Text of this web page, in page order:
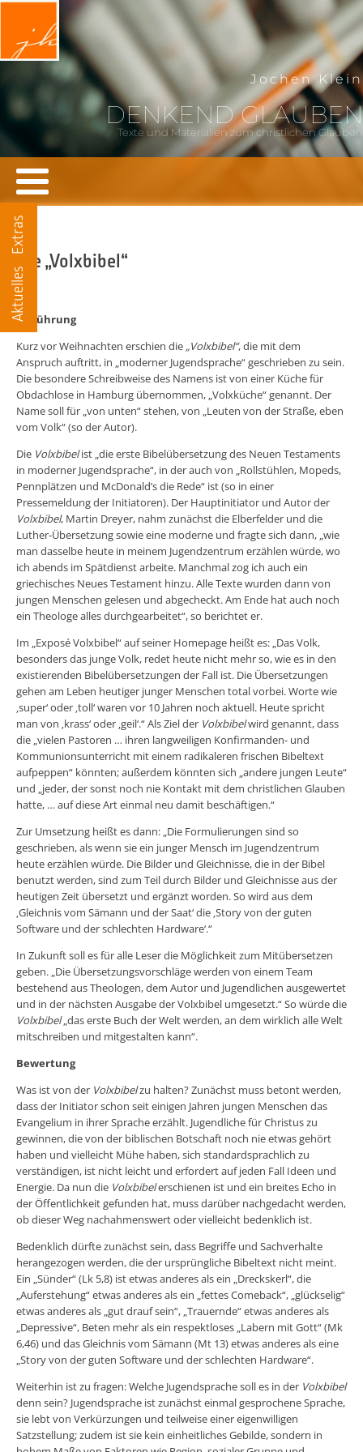
Aktuelles
Extras
Jochen Klein
DENKEND GLAUBEN
Texte und Materialien zum christlichen Glauben
Die „Volxbibel“
Einführung
Kurz vor Weihnachten erschien die „Volxbibel“, die mit dem
Anspruch auftritt, in „moderner Jugendsprache“ geschrieben zu sein.
Die besondere Schreibweise des Namens ist von einer Küche für
Obdachlose in Hamburg übernommen, „Volxküche“ genannt. Der
Name soll für „von unten“ stehen, von „Leuten von der Straße, eben
vom Volk“ (so der Autor).
Die Volxbibelist „die erste Bibelübersetzung des Neuen Testaments
in moderner Jugendsprache“, in der auch von „Rollstühlen, Mopeds,
Pennplätzen und McDonald’s die Rede“ ist (so in einer
Pressemeldung der Initiatoren). Der Hauptinitiator und Autor der
Volxbibel, Martin Dreyer, nahm zunächst die Elberfelder und die
Luther-Übersetzung sowie eine moderne und fragte sich dann, „wie
man dasselbe heute in meinem Jugendzentrum erzählen würde, wo
ich abends im Spätdienst arbeite. Manchmal zog ich auch ein
griechisches Neues Testament hinzu. Alle Texte wurden dann von
jungen Menschen gelesen und abgecheckt. Am Ende hat auch noch
ein Theologe alles durchgearbeitet“, so berichtet er.
Im „Exposé Volxbibel“ auf seiner Homepage heißt es: „Das Volk,
besonders das junge Volk, redet heute nicht mehr so, wie es in den
existierenden Bibelübersetzungen der Fall ist. Die Übersetzungen
gehen am Leben heutiger junger Menschen total vorbei. Worte wie
‚super‘ oder ‚toll‘ waren vor 10 Jahren noch aktuell. Heute spricht
man von ‚krass‘ oder ‚geil‘.“ Als Ziel der Volxbibelwird genannt, dass
die „vielen Pastoren … ihren langweiligen Konfirmanden- und
Kommunionsunterricht mit einem radikaleren frischen Bibeltext
aufpeppen“ könnten; außerdem könnten sich „andere jungen Leute“
und „jeder, der sonst noch nie Kontakt mit dem christlichen Glauben
hatte, … auf diese Art einmal neu damit beschäftigen.“
Zur Umsetzung heißt es dann: „Die Formulierungen sind so
geschrieben, als wenn sie ein junger Mensch im Jugendzentrum
heute erzählen würde. Die Bilder und Gleichnisse, die in der Bibel
benutzt werden, sind zum Teil durch Bilder und Gleichnisse aus der
heutigen Zeit übersetzt und ergänzt worden. So wird aus dem
‚Gleichnis vom Sämann und der Saat‘ die ‚Story von der guten
Software und der schlechten Hardware‘.“
In Zukunft soll es für alle Leser die Möglichkeit zum Mitübersetzen
geben. „Die Übersetzungsvorschläge werden von einem Team
bestehend aus Theologen, dem Autor und Jugendlichen ausgewertet
und in der nächsten Ausgabe der Volxbibel umgesetzt.“ So würde die
Volxbibel„das erste Buch der Welt werden, an dem wirklich alle Welt
mitschreiben und mitgestalten kann“.
Bewertung
Was ist von der Volxbibelzu halten? Zunächst muss betont werden,
dass der Initiator schon seit einigen Jahren jungen Menschen das
Evangelium in ihrer Sprache erzählt. Jugendliche für Christus zu
gewinnen, die von der biblischen Botschaft noch nie etwas gehört
haben und vielleicht Mühe haben, sich standardsprachlich zu
verständigen, ist nicht leicht und erfordert auf jeden Fall Ideen und
Energie. Da nun die Volxbibelerschienen ist und ein breites Echo in
der Öffentlichkeit gefunden hat, muss darüber nachgedacht werden,
ob dieser Weg nachahmenswert oder vielleicht bedenklich ist.
Bedenklich dürfte zunächst sein, dass Begriffe und Sachverhalte
herangezogen werden, die der ursprüngliche Bibeltext nicht meint.
Ein „Sünder“ (Lk 5,8) ist etwas anderes als ein „Dreckskerl“, die
„Auferstehung“ etwas anderes als ein „fettes Comeback“, „glückselig“
etwas anderes als „gut drauf sein“, „Trauernde“ etwas anderes als
„Depressive“, Beten mehr als ein respektloses „Labern mit Gott“ (Mk
6,46) und das Gleichnis vom Sämann (Mt 13) etwas anderes als eine
„Story von der guten Software und der schlechten Hardware“.
Weiterhin ist zu fragen: Welche Jugendsprache soll es in der Volxbibel
denn sein? Jugendsprache ist zunächst einmal gesprochene Sprache,
sie lebt von Verkürzungen und teilweise einer eigenwilligen
Satzstellung; zudem ist sie kein einheitliches Gebilde, sondern in